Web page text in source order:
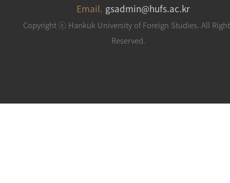
Email. gsadmin@hufs.ac.kr
Copyright ⓒ Hankuk University of Foreign Studies. All
Reserved.